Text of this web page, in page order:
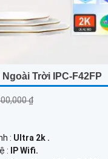
Trời IPC-F42FP
₫
: Ultra 2k .
:
IP Wifi.